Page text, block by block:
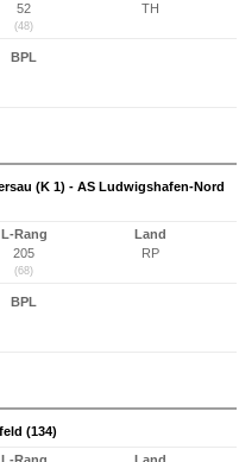
52
(48)
TH
BPL
(K 1) - AS Ludwigshafen-Nord
L-Rang
205
(68)
Land
RP
BPL
(134)